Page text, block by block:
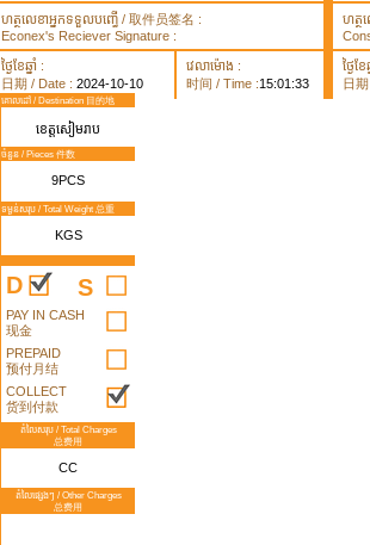
ហត្ថលេខាអ្នកទទួលបញ្ធើ / 取件员签名 :
Econex's Reciever Signature :
ហត្ថ
ថ្ងៃខែឆ្នាំ :
日期 / Date : 2024-10-10
វេលាម៉ោង :
时间 / Time :15:01:33
ថ្ងៃខែ
日
គោលដៅ / Destination 目的地
ខេត្តសៀមរាប
ចំនួន / Pieces 件数
9PCS
ទម្ងន់សរុប / Total Weight 总重
KGS
D S
PAY IN CASH
现金
PREPAID
预付月结
COLLECT
货到付款
តំលៃសរុប / Total Charges
总费用
CC
តំលៃផ្សេងៗ / Other Charges
总费用